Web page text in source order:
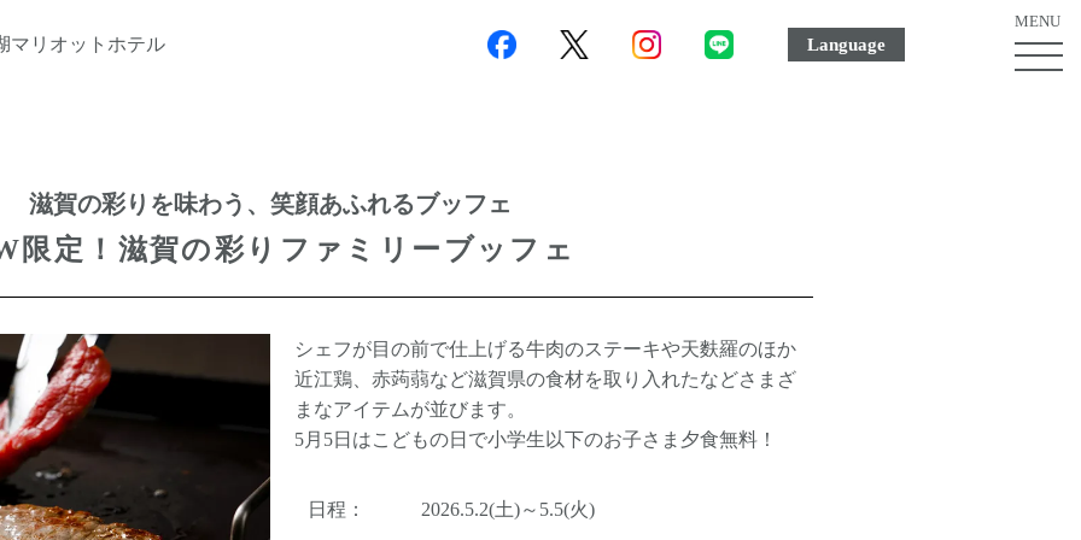
マリオットホテル Language
MENU
滋賀の彩りを味わう、笑顔あふれるブッフェ
限定！ 滋賀の彩りファミリーブッフェ
シェフが目の前で仕上げる牛肉のステーキや天麩羅のほか
近江鶏、赤蒟蒻など滋賀県の食材を取り入れたなどさまざ
まなアイテムが並びます。
5月5日はこどもの日で小学生以下のお子さま夕食無料！
日程： 2026.5.2(土)～5.5(火)